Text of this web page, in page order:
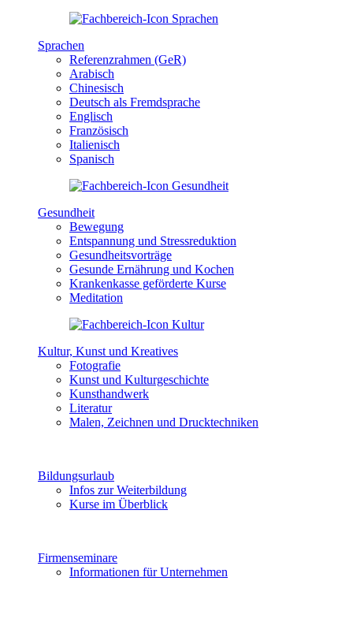
Sprachen
Referenzrahmen (GeR)
Arabisch
Chinesisch
Deutsch als Fremdsprache
Englisch
Französisch
Italienisch
Spanisch
Gesundheit
Bewegung
Entspannung und Stressreduktion
Gesundheitsvorträge
Gesunde Ernährung und Kochen
Krankenkasse geförderte Kurse
Meditation
Kultur, Kunst und Kreatives
Fotografie
Kunst und Kulturgeschichte
Kunsthandwerk
Literatur
Malen, Zeichnen und Drucktechniken
Bildungsurlaub
Infos zur Weiterbildung
Kurse im Überblick
Firmenseminare
Informationen für Unternehmen